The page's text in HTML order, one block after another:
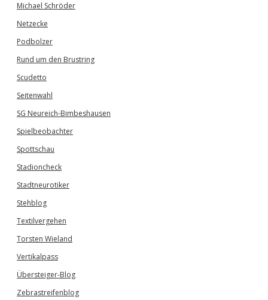
Michael Schröder
Netzecke
Podbolzer
Rund um den Brustring
Scudetto
Seitenwahl
SG Neureich-Bimbeshausen
Spielbeobachter
Spottschau
Stadioncheck
Stadtneurotiker
Stehblog
Textilvergehen
Torsten Wieland
Vertikalpass
Übersteiger-Blog
Zebrastreifenblog